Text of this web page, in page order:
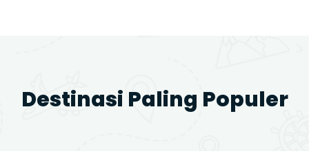
Destinasi Paling Populer